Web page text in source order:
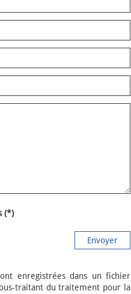
(*)
Envoyer
enregistrées dans un fichier
traitant du traitement pour la